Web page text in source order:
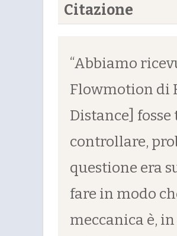
Citazione
“Abbiamo
Flowmotion di
Distance]
controllare,
questione era
fare in modo
meccanica è,